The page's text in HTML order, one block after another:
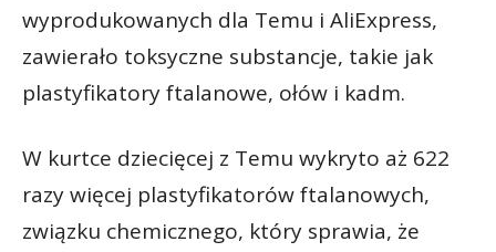
wyprodukowanych dla Temu i AliExpress,
zawierało toksyczne substancje, takie jak
plastyfikatory ftalanowe, ołów i kadm.
W kurtce dziecięcej z Temu wykryto aż 622
razy więcej plastyfikatorów ftalanowych,
związku chemicznego, który sprawia, że